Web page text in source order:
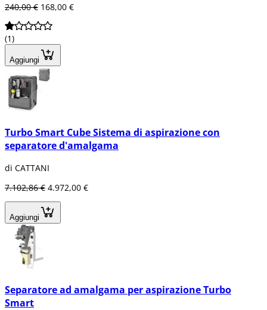
240,00 € 168,00 €
(1)
Aggiungi
Turbo Smart Cube Sistema di aspirazione con
separatore d'amalgama
di CATTANI
7.102,86 € 4.972,00 €
Aggiungi
Separatore ad amalgama per aspirazione Turbo
Smart